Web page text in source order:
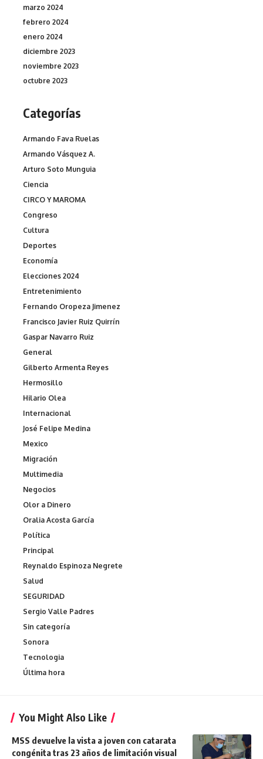
marzo 2024
febrero 2024
enero 2024
diciembre 2023
noviembre 2023
octubre 2023
Categorías
Armando Fava Ruelas
Armando Vásquez A.
Arturo Soto Munguia
Ciencia
CIRCO Y MAROMA
Congreso
Cultura
Deportes
Economía
Elecciones 2024
Entretenimiento
Fernando Oropeza Jimenez
Francisco Javier Ruiz Quirrín
Gaspar Navarro Ruiz
General
Gilberto Armenta Reyes
Hermosillo
Hilario Olea
Internacional
José Felipe Medina
Mexico
Migración
Multimedia
Negocios
Olor a Dinero
Oralia Acosta García
Política
Principal
Reynaldo Espinoza Negrete
Salud
SEGURIDAD
Sergio Valle Padres
Sin categoría
Sonora
Tecnologia
Última hora
You Might Also Like
MSS devuelve la vista a joven con catarata
congénita tras 23 años de limitación visual